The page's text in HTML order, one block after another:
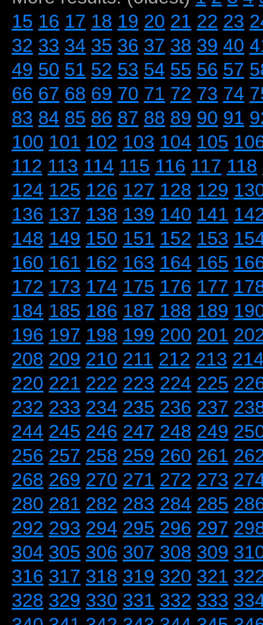
15 16 17 18 19 20 21 22 23
32 33 34 35 36 37 38 39 40
49 50 51 52 53 54 55 56 57
66 67 68 69 70 71 72 73 74
83 84 85 86 87 88 89 90 91
100 101 102 103 104 105
112 113 114 115 116 117 118
124 125 126 127 128 129
136 137 138 139 140 141
148 149 150 151 152 153
160 161 162 163 164 165
172 173 174 175 176 177
184 185 186 187 188 189
196 197 198 199 200 201
208 209 210 211 212 213
220 221 222 223 224 225
232 233 234 235 236 237
244 245 246 247 248 249
256 257 258 259 260 261
268 269 270 271 272 273
280 281 282 283 284 285
292 293 294 295 296 297
304 305 306 307 308 309
316 317 318 319 320 321
328 329 330 331 332 333